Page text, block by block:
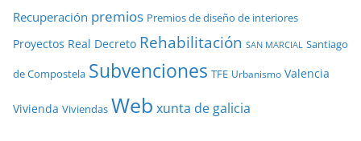
Recuperación premios Premios de diseño de interiores
Proyectos Real Decreto Rehabilitación SAN MARCIAL Santiago
de Compostela Subvenciones TFE Urbanismo Valencia
Vivienda Viviendas Web xunta de galicia